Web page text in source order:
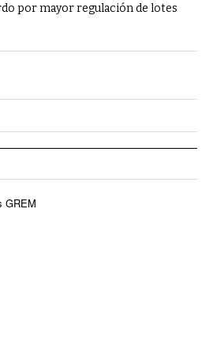
por mayor regulación de lotes
GREM